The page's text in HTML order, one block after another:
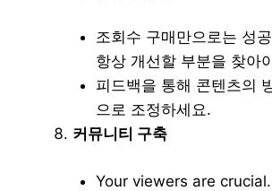
조회수 구매만으로는 성
항상 개선할 부분을 찾아
피드백을 통해 콘텐츠의
으로 조정하세요.
커뮤니티 구축
Your viewers are